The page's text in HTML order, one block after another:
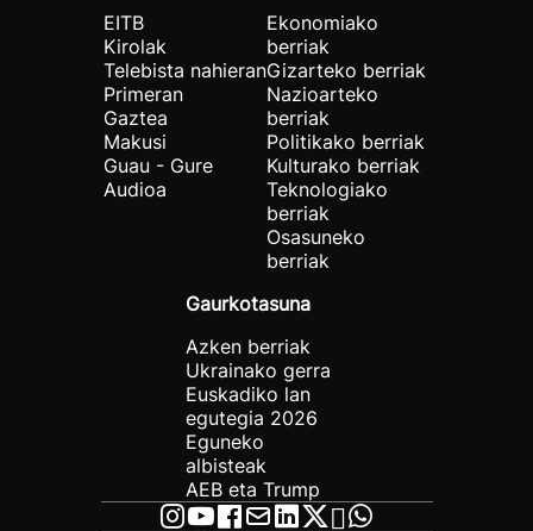
EITB
Kirolak
Telebista nahieran
Primeran
Gaztea
Makusi
Guau - Gure
Audioa
Ekonomiako
berriak
Gizarteko berriak
Nazioarteko
berriak
Politikako berriak
Kulturako berriak
Teknologiako
berriak
Osasuneko
berriak
Gaurkotasuna
Azken berriak
Ukrainako gerra
Euskadiko lan
egutegia 2026
Eguneko
albisteak
AEB eta Trump